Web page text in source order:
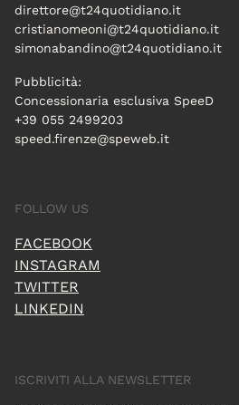
direttore@t24quotidiano.it
cristianomeoni@t24quotidiano.it
simonabandino@t24quotidiano.it
Pubblicità:
Concessionaria esclusiva SpeeD
+39 055 2499203
speed.firenze@speweb.it
FOLLOW US
FACEBOOK
INSTAGRAM
TWITTER
LINKEDIN
ISCRIVITI ALLA NEWSLETTER